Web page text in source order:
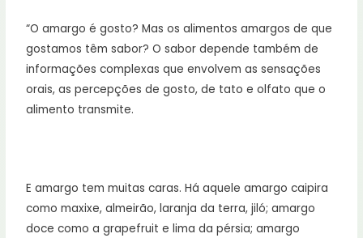
“O amargo é gosto? Mas os alimentos amargos de que
gostamos têm sabor? O sabor depende também de
informações complexas que envolvem as sensações
orais, as percepções de gosto, de tato e olfato que o
alimento transmite.
E amargo tem muitas caras. Há aquele amargo caipira
como maxixe, almeirão, laranja da terra, jiló; amargo
doce como a grapefruit e lima da pérsia; amargo